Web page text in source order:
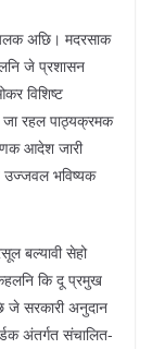
अछि। मदरसाक
जे प्रशासन
विशिष्ट
रहल पाठ्यक्रमक
आदेश जारी
भविष्यक
बल्यावी सेहो
कि दू प्रमुख
जे सरकारी अनुदान
अंतर्गत संचालित-